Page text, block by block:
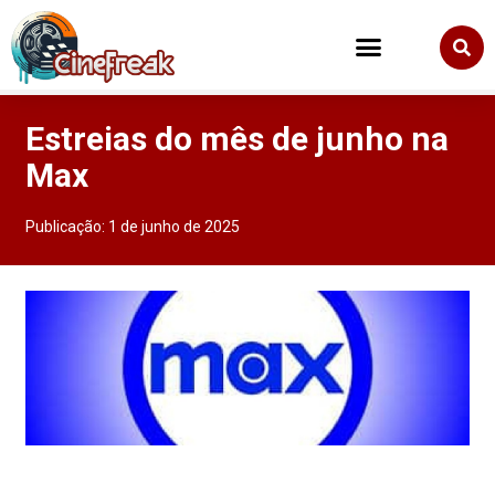
Estreias do mês de junho na
Max
Publicação: 1 de junho de 2025